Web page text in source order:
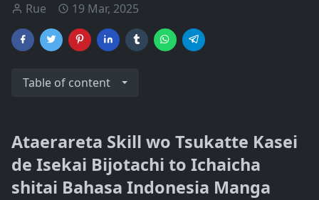
Rue 19 Mar, 2025
Table of content
Ataerareta Skill wo Tsukatte Kasei
de Isekai Bijotachi to Ichaicha
shitai Bahasa Indonesia Manga